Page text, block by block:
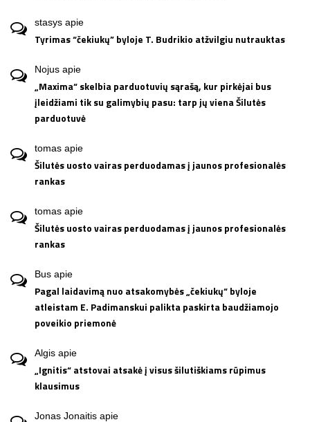
stasys apie
Tyrimas “čekiukų” byloje T. Budrikio atžvilgiu nutrauktas
Nojus apie
„Maxima“ skelbia parduotuvių sąrašą, kur pirkėjai bus
įleidžiami tik su galimybių pasu: tarp jų viena Šilutės
parduotuvė
tomas apie
Šilutės uosto vairas perduodamas į jaunos profesionalės
rankas
tomas apie
Šilutės uosto vairas perduodamas į jaunos profesionalės
rankas
Bus apie
Pagal laidavimą nuo atsakomybės „čekiukų“ byloje
atleistam E. Padimanskui palikta paskirta baudžiamojo
poveikio priemonė
Algis apie
„Ignitis“ atstovai atsakė į visus šilutiškiams rūpimus
klausimus
Jonas Jonaitis apie